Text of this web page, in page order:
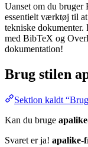
Uanset om du bruger
essentielt værktøj til
tekniske
med BibTeX og
dokumentation!
Brug stilen
Sektion kaldt
Kan du bruge
Svaret er ja! apalike-